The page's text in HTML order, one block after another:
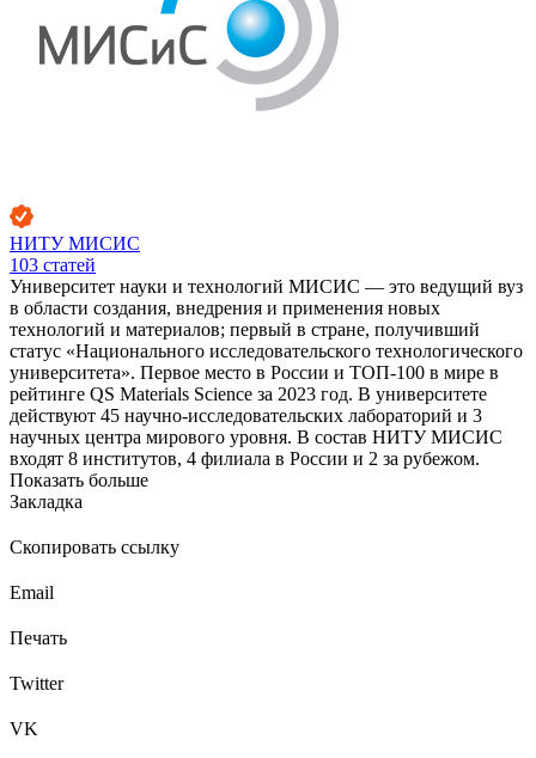
НИТУ МИСИС
103 статей
Университет науки и технологий МИСИС — это ведущий вуз
в области создания, внедрения и применения новых
технологий и материалов; первый в стране, получивший
статус «Национального исследовательского технологического
университета». Первое место в России и ТОП-100 в мире в
рейтинге QS Materials Science за 2023 год. В университете
действуют 45 научно-исследовательских лабораторий и 3
научных центра мирового уровня. В состав НИТУ МИСИС
входят 8 институтов, 4 филиала в России и 2 за рубежом.
Показать больше
Закладка
Скопировать ссылку
Email
Печать
Twitter
VK